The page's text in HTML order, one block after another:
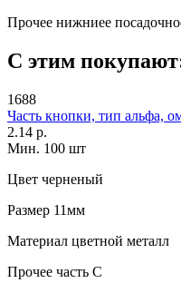
Прочее нижниее
С этим
1688
Часть кнопки, тип альфа,
2.14 р.
Мин. 100 шт
Цвет черненый
Размер 11мм
Материал цветной металл
Прочее часть С